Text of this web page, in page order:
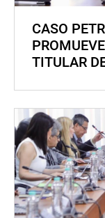
CASO
TITULAR